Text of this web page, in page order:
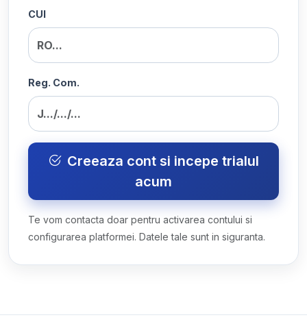
CUI
Reg. Com.
Creeaza cont si incepe trialul
acum
Te vom contacta doar pentru activarea contului si
configurarea platformei. Datele tale sunt in siguranta.